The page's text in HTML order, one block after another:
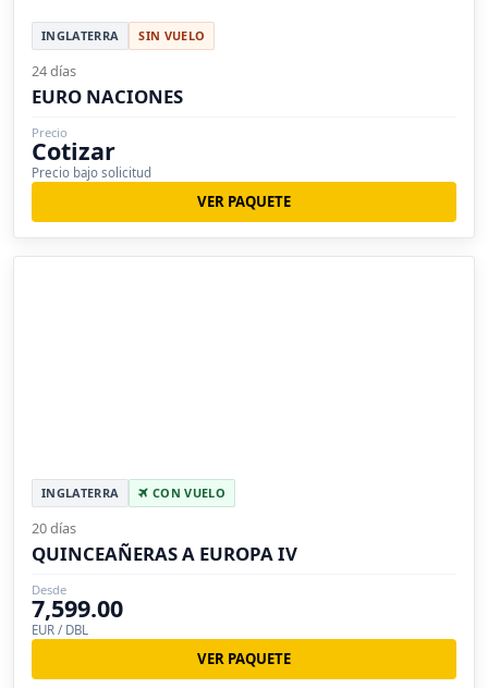
INGLATERRA SIN VUELO
24 días
EURO NACIONES
Precio
Cotizar
Precio bajo solicitud
VER PAQUETE
INGLATERRA CON VUELO
20 días
QUINCEAÑERAS A EUROPA IV
Desde
7,599.00
EUR / DBL
VER PAQUETE